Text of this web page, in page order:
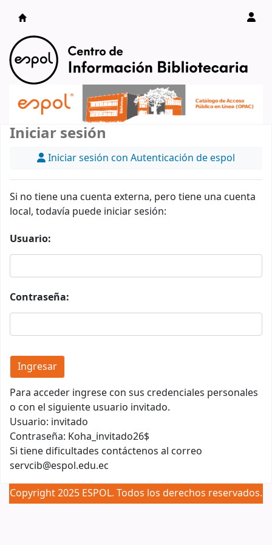
Catálogo en línea
Iniciar sesión
Iniciar sesión con Autenticación de espol
Si no tiene una cuenta externa, pero tiene una cuenta
local, todavía puede iniciar sesión:
Usuario:
Contraseña:
Para acceder ingrese con sus credenciales personales
o con el siguiente usuario invitado.
Usuario: invitado
Contraseña: Koha_invitado26$
Si tiene dificultades contáctenos al correo
servcib@espol.edu.ec
Copyright 2025 ESPOL. Todos los derechos reservados.